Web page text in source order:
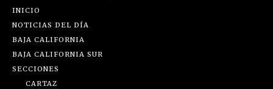
INICIO
NOTICIAS DEL DÍA
BAJA CALIFORNIA
BAJA CALIFORNIA SUR
SECCIONES
CARTAZ